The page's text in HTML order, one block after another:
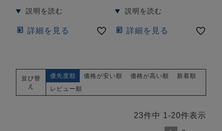
詳細を見る 詳細を見る
並び替
え
優先度順 価格が安い順 価格が高い順
新着順
レビュー順
23件中 1-20件表示